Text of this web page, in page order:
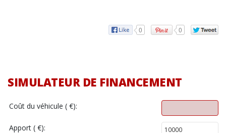
0 0
SIMULATEUR DE FINANCEMENT
Coût du véhicule ( €):
Apport ( €):